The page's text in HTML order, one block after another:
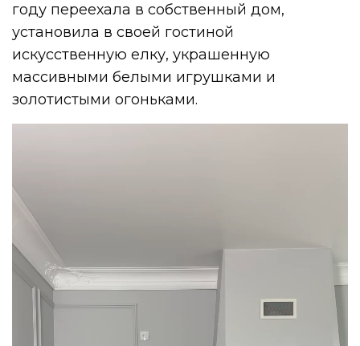
году переехала в собственный дом,
установила в своей гостиной
искусственную елку, украшенную
массивными белыми игрушками и
золотистыми огоньками.